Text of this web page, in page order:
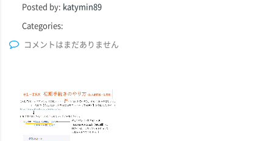
Posted by: katymin89
Categories:
コメントはまだありません